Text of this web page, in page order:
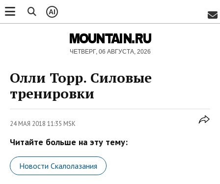
AI
MOUNTAIN.RU
ЧЕТВЕРГ, 06 АВГУСТА, 2026
Олли Торр. Силовые
тренировки
24 МАЯ 2018 11:35 MSK
Читайте больше на эту тему:
Новости Скалолазания